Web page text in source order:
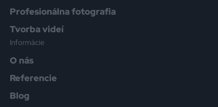
Profesionálna fotografia
Tvorba videí
Informácie
O nás
Referencie
Blog